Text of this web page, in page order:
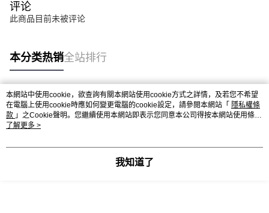
评论
此商品目前未被评论
本分类热销全站排行
热门标签
热销排行
本網站中使用cookie，欲查詢有關本網站使用cookie方式之詳情，及若您不希望
在電腦上使用cookie時應如何變更電腦的cookie設定，請參閱本網站「 隱私權條
款 」之Cookie聲明。您繼續使用本網站即表示您同意本公司得按本網站使用條款
之Cookie聲明使用cookie。
了解更多 >
我知道了